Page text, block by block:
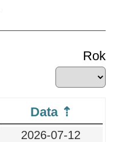
Rok
Data
2026-07-12